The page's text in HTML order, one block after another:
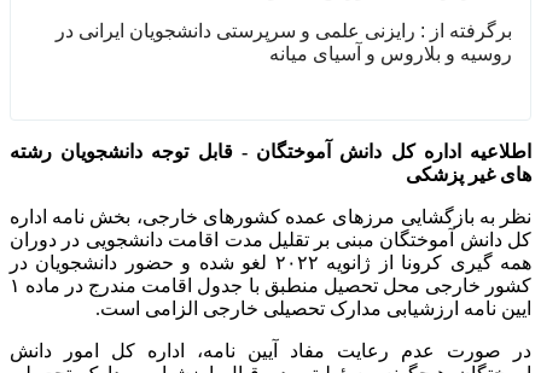
برگرفته از : رایزنی علمی و سرپرستی دانشجویان ایرانی در
روسیه و بلاروس و آسیای میانه
اطلاعیه اداره کل دانش آموختگان - قابل توجه دانشجویان رشته
های غیر پزشکی
نظر به بازگشایی مرزهای عمده کشورهای خارجی، بخش نامه اداره
کل دانش آموختگان مبنی بر تقلیل مدت اقامت دانشجویی در دوران
همه گیری کرونا از ژانویه ۲۰۲۲ لغو شده و حضور دانشجویان در
کشور خارجی محل تحصیل منطبق با جدول اقامت مندرج در ماده ۱
ایین نامه ارزشیابی مدارک تحصیلی خارجی الزامی است.
در صورت عدم رعایت مفاد آیین نامه، اداره کل امور دانش